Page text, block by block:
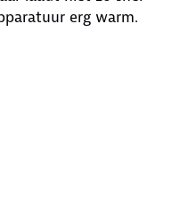
erg warm.